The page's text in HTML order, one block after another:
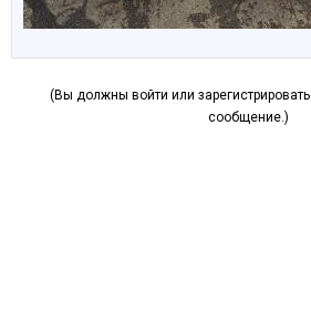
(Вы должны войти или
сообщение.)